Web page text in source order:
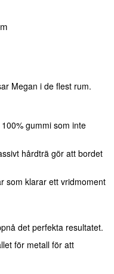
Megan i de flest rum.
gummi som inte
hårdträ gör att bordet
som klarar ett vridmoment
det perfekta resultatet.
för metall för att